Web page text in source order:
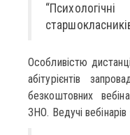
Особливістю
абітурієнтів
безкоштовних
ЗНО. Ведучі